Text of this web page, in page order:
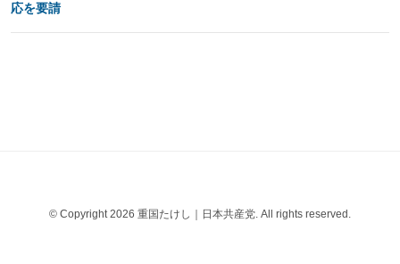
応を要請
© Copyright 2026 重国たけし｜日本共産党. All rights reserved.